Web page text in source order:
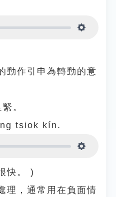
動作引申為轉動的意
。
tsiok kín.
快。 )
理，通常用在負面情